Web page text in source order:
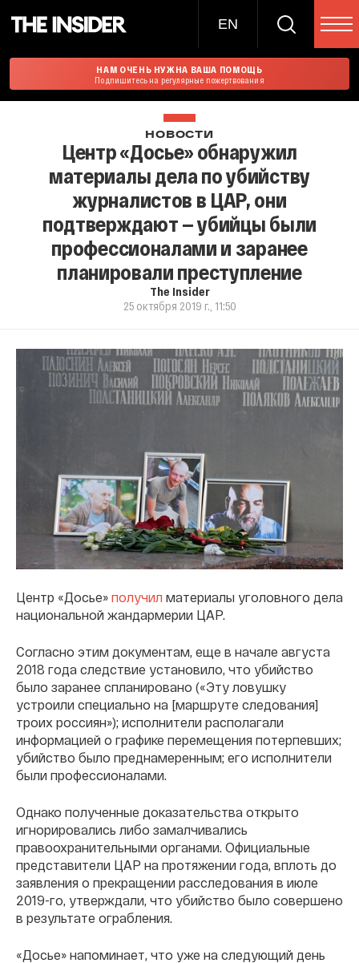
EN
НАМ ОЧЕНЬ НУЖНА ВАША ПОМОЩЬ
Подпишитесь на регулярные пожертвования
НОВОСТИ
Центр «Досье» обнаружил
материалы дела по убийству
журналистов в ЦАР, они
подтверждают — убийцы были
профессионалами и заранее
планировали преступление
The Insider
25 октября 2019 г., 11:50
Центр «Досье» получил материалы уголовного дела
национальной жандармерии ЦАР.
Согласно этим документам, еще в начале августа
2018 года следствие установило, что убийство
было заранее спланировано («Эту ловушку
устроили специально на [маршруте следования]
троих россиян»); исполнители располагали
информацией о графике перемещения потерпевших;
убийство было преднамеренным; его исполнители
были профессионалами.
Однако полученные доказательства открыто
игнорировались либо замалчивались
правоохранительными органами. Официальные
представители ЦАР на протяжении года, вплоть до
заявления о прекращении расследования в июле
2019-го, утверждали, что убийство было совершено
в результате ограбления.
«Досье» напоминает, что уже на следующий день